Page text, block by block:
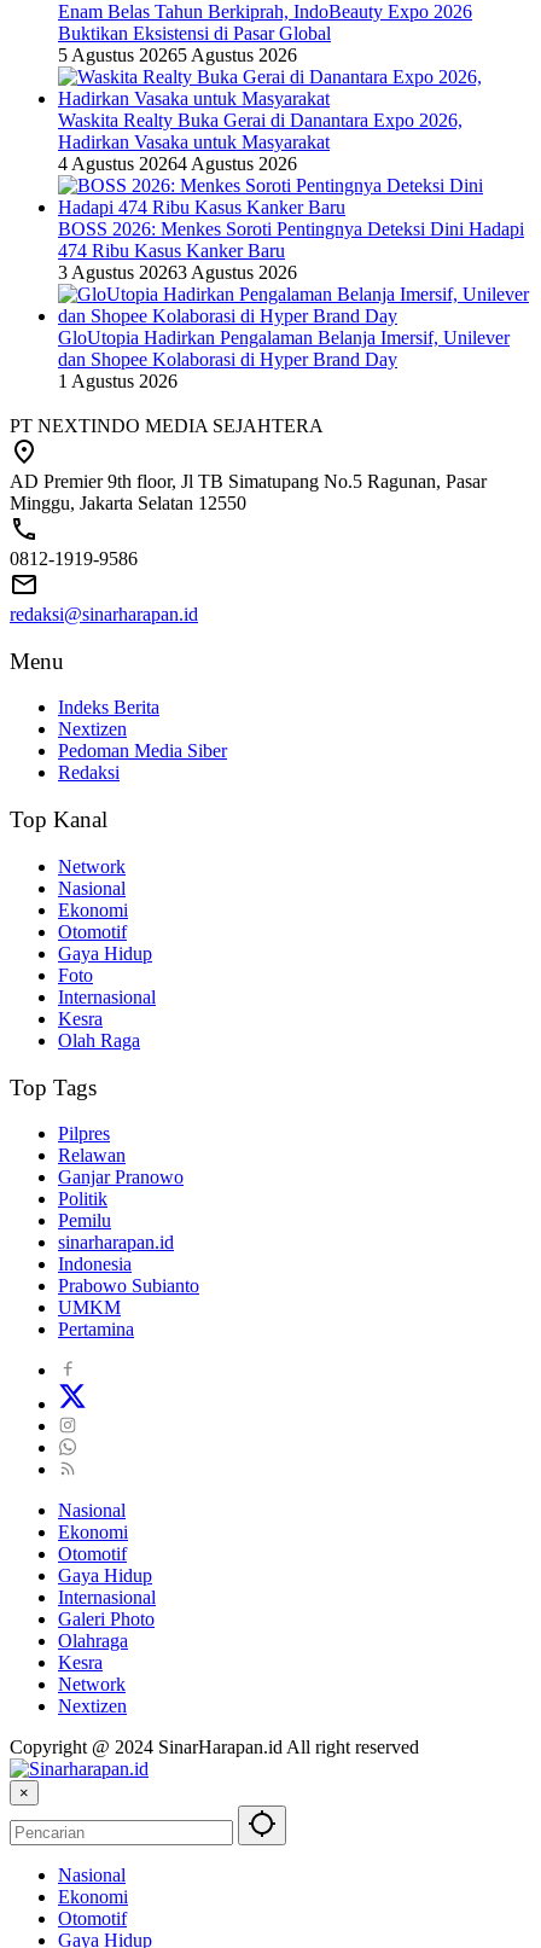
Enam Belas Tahun Berkiprah, IndoBeauty Expo 2026
Buktikan Eksistensi di Pasar Global
5 Agustus 20265 Agustus 2026
Waskita Realty Buka Gerai di Danantara Expo 2026,
Hadirkan Vasaka untuk Masyarakat
4 Agustus 20264 Agustus 2026
BOSS 2026: Menkes Soroti Pentingnya Deteksi Dini Hadapi
474 Ribu Kasus Kanker Baru
3 Agustus 20263 Agustus 2026
GloUtopia Hadirkan Pengalaman Belanja Imersif, Unilever
dan Shopee Kolaborasi di Hyper Brand Day
1 Agustus 2026
PT NEXTINDO MEDIA SEJAHTERA
AD Premier 9th floor, Jl TB Simatupang No.5 Ragunan, Pasar
Minggu, Jakarta Selatan 12550
0812-1919-9586
redaksi@sinarharapan.id
Menu
Indeks Berita
Nextizen
Pedoman Media Siber
Redaksi
Top Kanal
Network
Nasional
Ekonomi
Otomotif
Gaya Hidup
Foto
Internasional
Kesra
Olah Raga
Top Tags
Pilpres
Relawan
Ganjar Pranowo
Politik
Pemilu
sinarharapan.id
Indonesia
Prabowo Subianto
UMKM
Pertamina
Nasional
Ekonomi
Otomotif
Gaya Hidup
Internasional
Galeri Photo
Olahraga
Kesra
Network
Nextizen
Copyright @ 2024 SinarHarapan.id All right reserved
×
Nasional
Ekonomi
Otomotif
Gaya Hidup